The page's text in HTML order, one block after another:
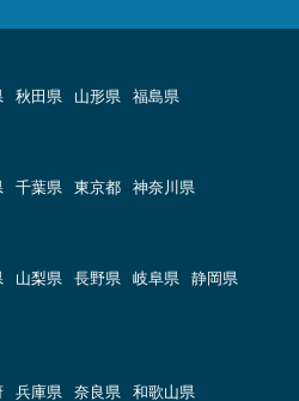
秋田県 山形県 福島県
千葉県 東京都 神奈川県
山梨県 長野県 岐阜県
静岡県
兵庫県 奈良県 和歌山県